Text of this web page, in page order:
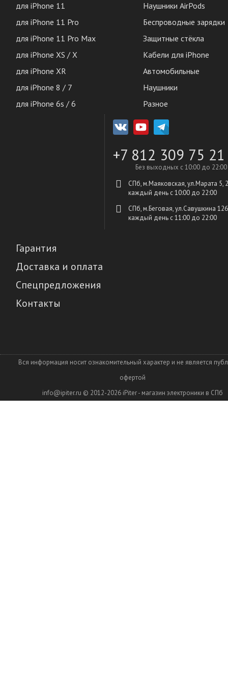
для iPhone 11
для iPhone 11 Pro
для iPhone 11 Pro Max
для iPhone XS / X
для iPhone XR
для iPhone 8 / 7
для iPhone 6s / 6
Наушники AirPods
Беспроводные зарядки
Защитные стёкла
Кабели для iPhone
Автомобильные
Наушники
Разное
+7 812 309 75 21
Без выходных с 10:00 до 22:00
СПб, м.Маяковская, ул.Марата 5,
каждый день c 10:00 до 22:00
СПб, м.Беговая, ул.Савушкина
каждый день c 11:00 до 22:00
Гарантия
Доставка и оплата
Спецпредложения
Контакты
Вся информация носит ознакомительный характер и не является
офертой
info@ipiter.ru © 2012-2026 iPiter - магазин электроники в СПб